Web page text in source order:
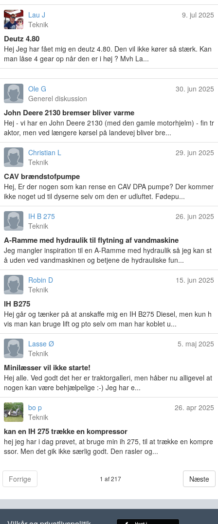
Lau J
Teknik
9. jul 2025
Deutz 4.80
Hej Jeg har fået mig en deutz 4.80. Den vil ikke kører så stærk. Kan
man låse 4 gear op når den er i høj ? Mvh La...
Ole G
Generel diskussion
30. jun 2025
John Deere 2130 bremser bliver varme
Hej - vi har en John Deere 2130 (med den gamle motorhjelm) - fin tr
aktor, men ved længere kørsel på landevej bliver bre...
Christian L
Teknik
29. jun 2025
CAV brændstofpumpe
Hej, Er der nogen som kan rense en CAV DPA pumpe? Der kommer
ikke noget ud til dyserne selv om den er udluftet. Fødepu...
IH B 275
Teknik
26. jun 2025
A-Ramme med hydraulik til flytning af vandmaskine
Jeg mangler inspiration til en A-Ramme med hydraulik så jeg kan st
å uden ved vandmaskinen og betjene de hydrauliske fun...
Robin D
Teknik
15. jun 2025
IH B275
Hej går og tænker på at anskaffe mig en IH B275 Diesel, men kun h
vis man kan bruge lift og pto selv om man har koblet u...
Lasse Ø
Teknik
5. maj 2025
Minilæsser vil ikke starte!
Hej alle. Ved godt det her er traktorgalleri, men håber nu alligevel at
nogen kan være behjælpelige :-) Jeg har e...
bo p
Teknik
26. apr 2025
kan en IH 275 trække en kompressor
hej jeg har i dag prøvet, at bruge min ih 275, til at trække en kompre
ssor. Men det gik ikke særlig godt. Den rasler og...
Forrige 1 af 217 Næste